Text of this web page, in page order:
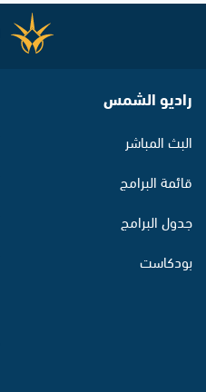
راديو الشمس
البث المباشر
قائمة البرامج
جدول البرامج
بودكاست